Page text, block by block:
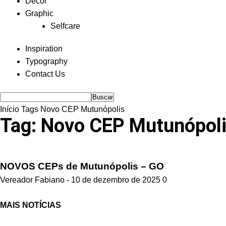
Graphic
Selfcare
Inspiration
Typography
Contact Us
Início Tags Novo CEP Mutunópolis
Tag: Novo CEP
NOVOS CEPs de Mutunópolis – GO
Vereador Fabiano - 10 de dezembro de 2025 0
MAIS NOTÍCIAS